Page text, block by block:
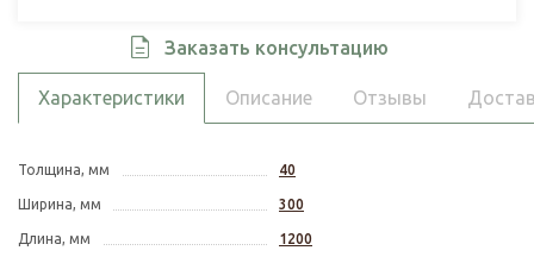
Заказать консультацию
Характеристики Описание Отзывы
Толщина, мм 40
Ширина, мм 300
Длина, мм 1200